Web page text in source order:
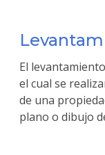
El
el cual se
de una
plano o dibujo